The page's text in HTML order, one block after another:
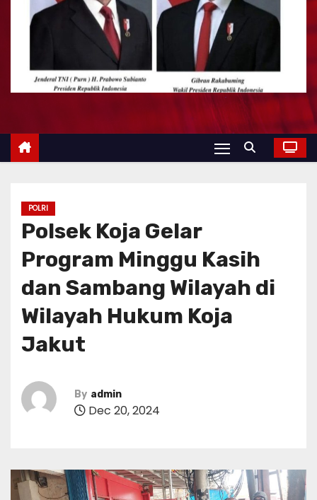
POLRI
Polsek Koja Gelar
Program Minggu Kasih
dan Sambang Wilayah di
Wilayah Hukum Koja
Jakut
By admin
Dec 20, 2024